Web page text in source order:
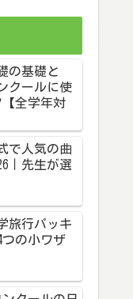
の基礎と
クールに使
【全学年対
で人気の曲
｜先生が選
旅行パッキ
つの小ワザ